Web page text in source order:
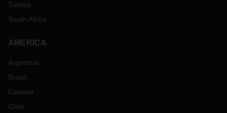
Tunisia
South Africa
AMERICA
Argentina
Brazil
Canada
Chile